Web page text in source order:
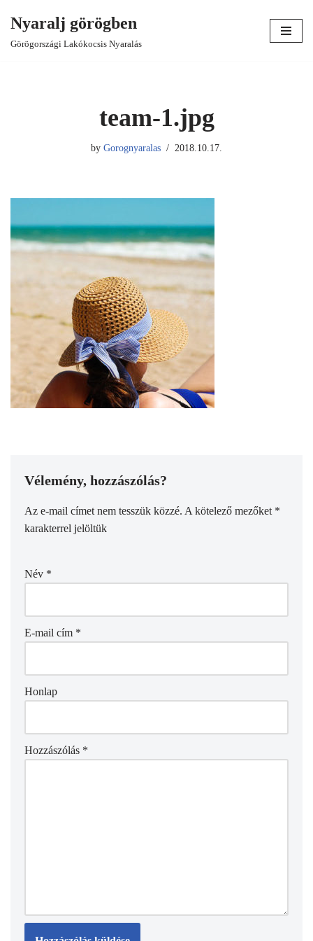
Skip
Nyaralj görögben
Görögországi Lakókocsis Nyaralás
team-1.jpg
by Gorognyaralas 2018.10.17.
Vélemény, hozzászólás?
Az e-mail címet nem tesszük közzé. A kötelező mezőket *
karakterrel jelöltük
Név *
E-mail cím *
Honlap
Hozzászólás *